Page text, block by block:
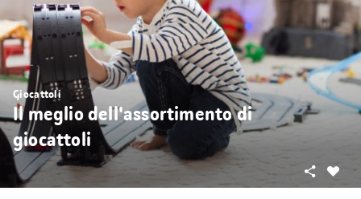
Giocattoli
Il meglio dell'assortimento di
giocattoli
Condividi